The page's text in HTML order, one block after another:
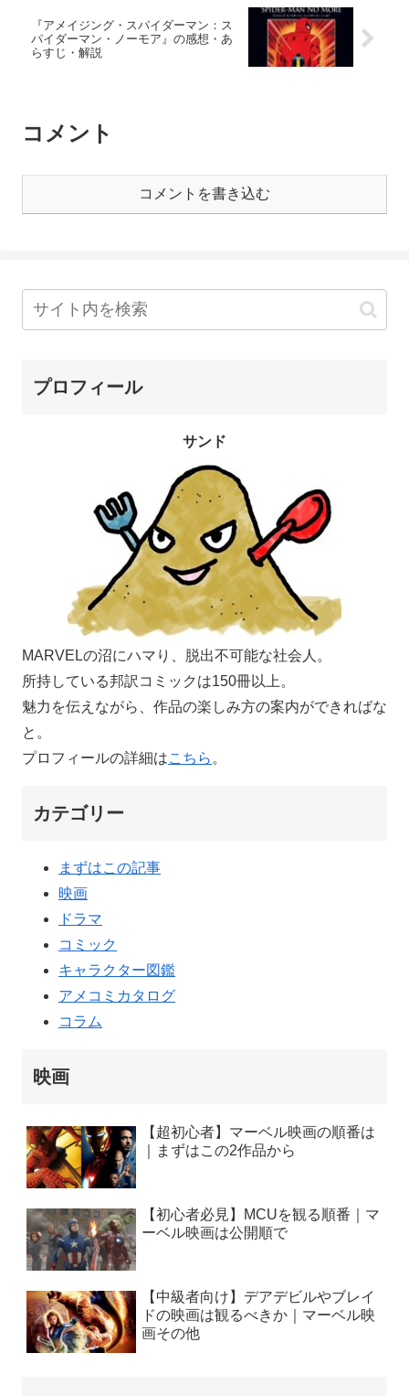
『アメイジング・スパイダーマン：ス
パイダーマン・ノーモア』の感想・あ
らすじ・解説
コメント
コメントを書き込む
プロフィール
サンド
MARVELの沼にハマり、脱出不可能な社会人。
所持している邦訳コミックは150冊以上。
魅力を伝えながら、作品の楽しみ方の案内ができればな
と。
プロフィールの詳細はこちら 。
カテゴリー
まずはこの記事
映画
ドラマ
コミック
キャラクター図鑑
アメコミカタログ
コラム
映画
【超初心者】マーベル映画の順番は
｜まずはこの2作品から
【初心者必見】MCUを観る順番｜マ
ーベル映画は公開順で
【中級者向け】デアデビルやブレイ
ドの映画は観るべきか｜マーベル映
画その他